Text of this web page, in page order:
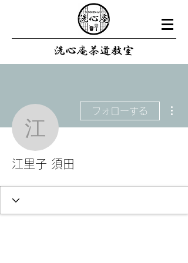
江里子 須田
フォローする
江里子 須田